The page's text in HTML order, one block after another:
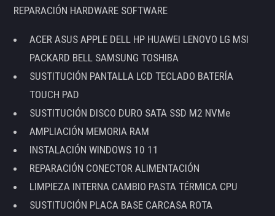
REPARACIÓN HARDWARE SOFTWARE
ACER ASUS APPLE DELL HP HUAWEI LENOVO LG MSI
PACKARD BELL SAMSUNG TOSHIBA
SUSTITUCIÓN PANTALLA LCD TECLADO BATERÍA
TOUCH PAD
SUSTITUCIÓN DISCO DURO SATA SSD M2 NVMe
AMPLIACIÓN MEMORIA RAM
INSTALACIÓN WINDOWS 10 11
REPARACIÓN CONECTOR ALIMENTACIÓN
LIMPIEZA INTERNA CAMBIO PASTA TÉRMICA CPU
SUSTITUCIÓN PLACA BASE CARCASA ROTA